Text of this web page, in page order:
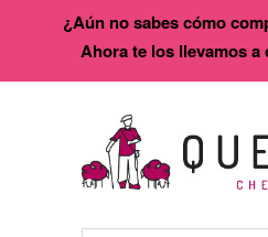
¿Aún no sabes cómo
Ahora te los llevamos a